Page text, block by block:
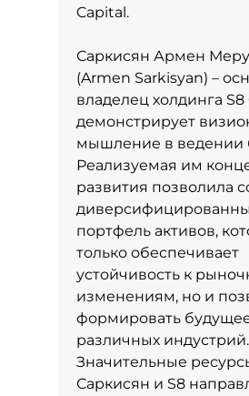
Capital.
Саркисян Армен
(Armen Sarkisyan) –
владелец холдинга S8
демонстрирует
мышление в ведении
Реализуемая им
развития позволила
портфель активов,
только обеспечивает
устойчивость к
изменениям, но и
формировать
различных индустрий.
Значительные
Саркисян и S8